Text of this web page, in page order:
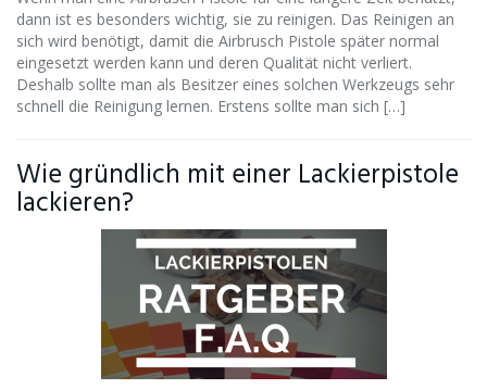
dann ist es besonders wichtig, sie zu reinigen. Das Reinigen an
sich wird benötigt, damit die Airbrusch Pistole später normal
eingesetzt werden kann und deren Qualität nicht verliert.
Deshalb sollte man als Besitzer eines solchen Werkzeugs sehr
schnell die Reinigung lernen. Erstens sollte man sich […]
Wie gründlich mit einer Lackierpistole
lackieren?